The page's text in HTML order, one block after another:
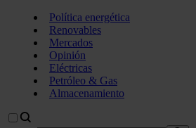
Política energética
Renovables
Mercados
Opinión
Eléctricas
Petróleo & Gas
Almacenamiento